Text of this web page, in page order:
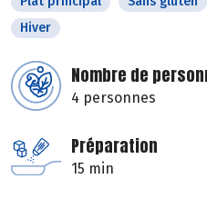
Hiver
Nombre de
4 personnes
Préparation
15 min